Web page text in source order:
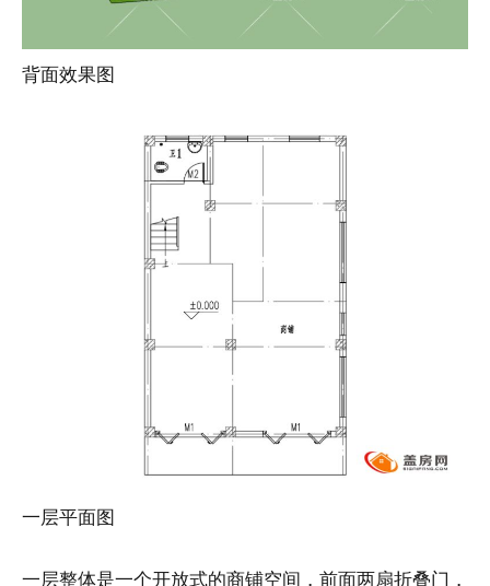
背面效果图
一层平面图
一层整体是一个开放式的商铺空间，前面两扇折叠门，